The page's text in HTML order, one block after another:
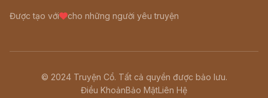
Được tạo với cho những người yêu truyện
© 2024 Truyện Cổ. Tất cả quyền được bảo lưu.
Điều KhoảnBảo MậtLiên Hệ